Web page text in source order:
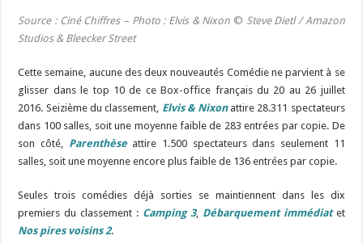
Source : Ciné Chiffres – Photo : Elvis & Nixon © Steve Dietl / Amazon
Studios & Bleecker Street
Cette semaine, aucune des deux nouveautés Comédie ne parvient à se
glisser dans le top 10 de ce Box-office français du 20 au 26 juillet
2016. Seizième du classement, Elvis & Nixonattire 28.311 spectateurs
dans 100 salles, soit une moyenne faible de 283 entrées par copie. De
son côté, Parenthèseattire 1.500 spectateurs dans seulement 11
salles, soit une moyenne encore plus faible de 136 entrées par copie.
Seules trois comédies déjà sorties se maintiennent dans les dix
premiers du classement : Camping 3, Débarquement immédiatet
Nos pires voisins 2.